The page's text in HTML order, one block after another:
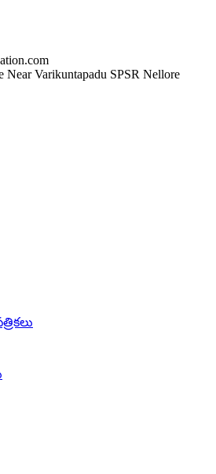
Near Varikuntapadu SPSR Nellore